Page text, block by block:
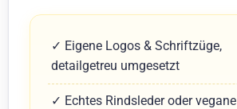
✓ Eigene Logos & Schriftzüge,
detailgetreu umgesetzt
✓ Echtes Rindsleder oder vegane